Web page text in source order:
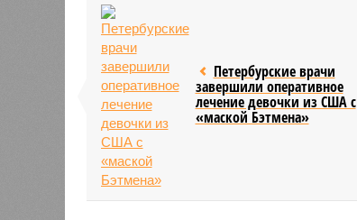
Петербурские врачи
завершили оперативное
лечение девочки из США с
«маской Бэтмена»